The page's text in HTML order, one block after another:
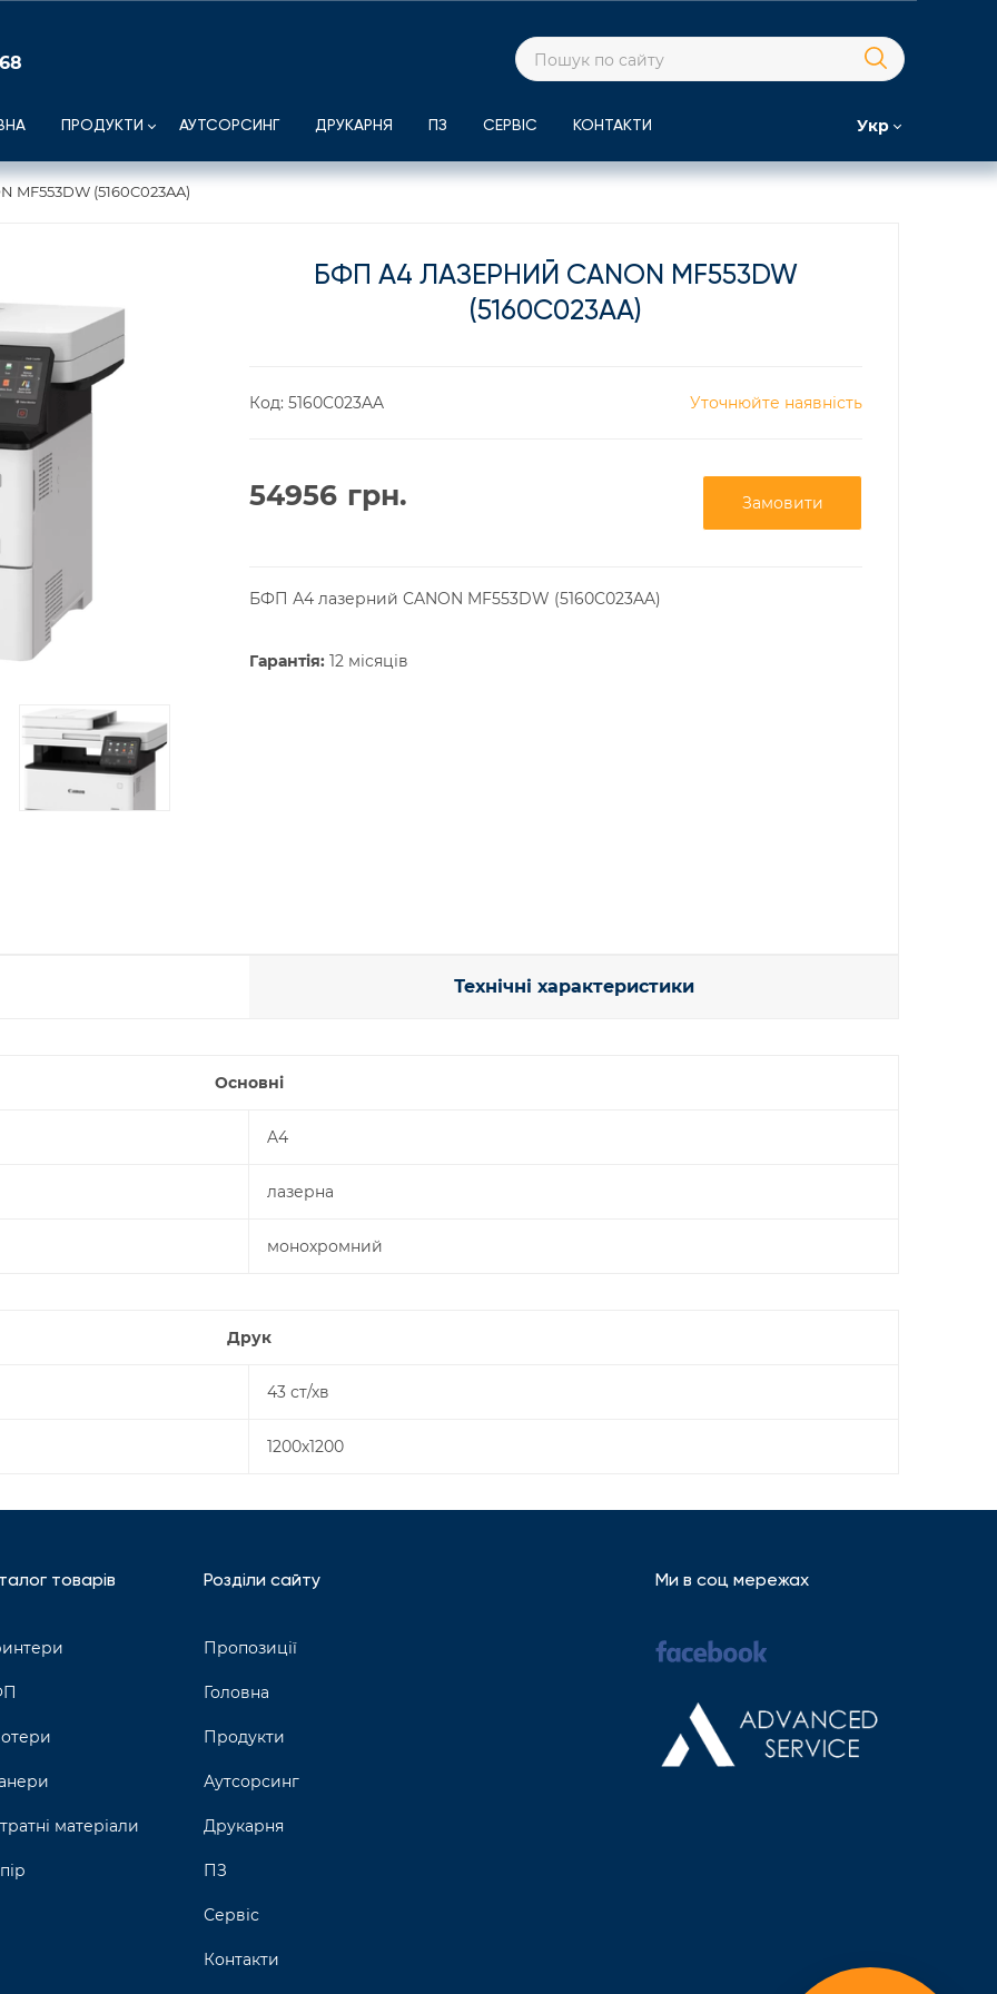
ПРОДУКТИ АУТСОРСИНГ ДРУКАРНЯ ПЗ СЕРВІС КОНТАКТИ Укр
(5160C023AA)
БФП А4 ЛАЗЕРНИЙ CANON MF553DW
(5160C023AA)
Код: 5160C023AA Уточнюйте наявність
54956 грн. Замовити
БФП А4 лазерний CANON MF553DW (5160C023AA)
Гарантія: 12 місяців
Технічні характеристики
Основні
A4
лазерна
монохромний
Друк
43 ст/хв
1200х1200
товарів
матеріали
Розділи сайту
Пропозиції
Головна
Продукти
Аутсорсинг
Друкарня
ПЗ
Сервіс
Контакти
Ми в соц мережах